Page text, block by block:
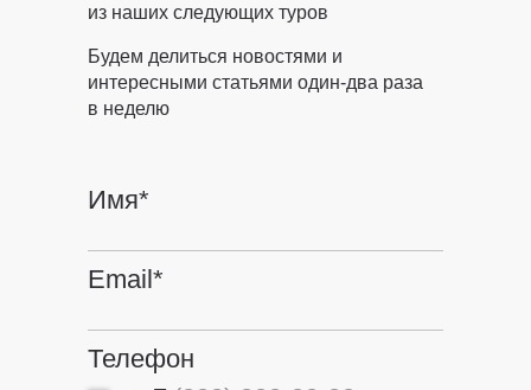
из наших следующих туров
Имя*
Email*
Телефон
Будем делиться новостями и
интересными статьями один-два раза
в неделю